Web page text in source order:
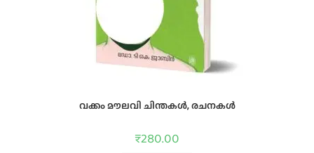
വക്കം മൗലവി ചിന്തകൾ, രചനകൾ
₹280.00